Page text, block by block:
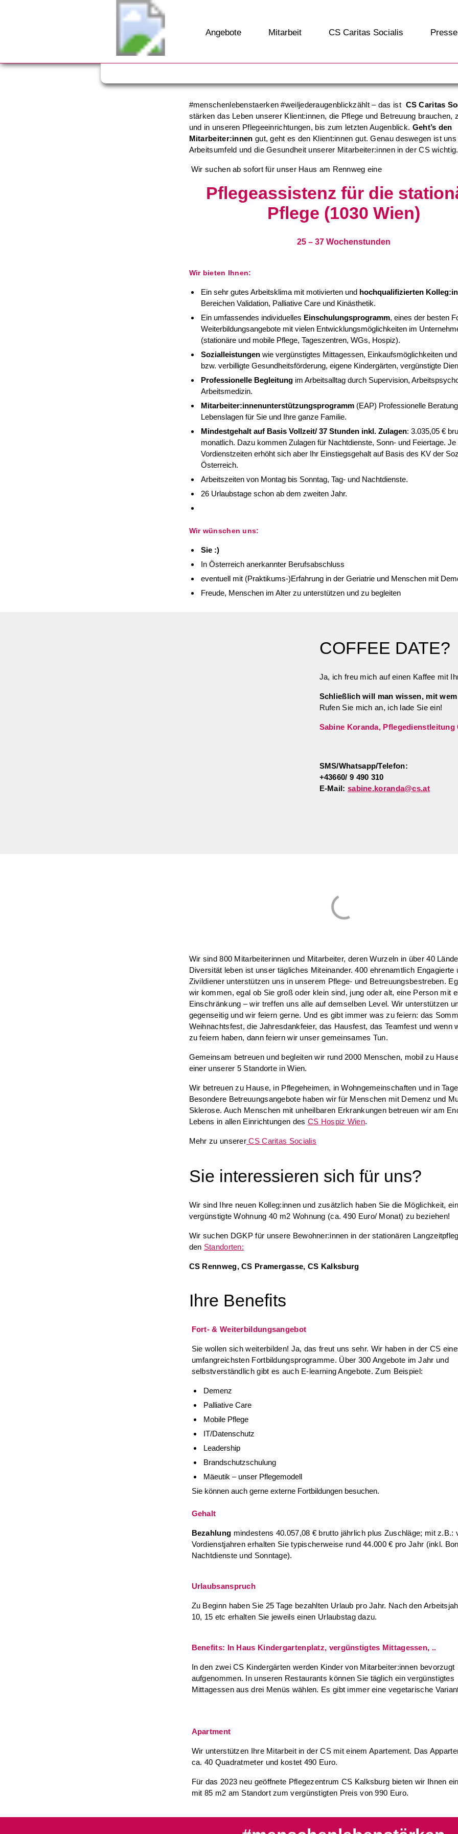
Angebote Mitarbeit CS Caritas Socialis Presse
#menschenlebenstaerken #weiljederaugenblickzählt – das ist CS Caritas
stärken das Leben unserer Klient:innen, die Pflege und Betreuung brauchen,
und in unseren Pflegeeinrichtungen, bis zum letzten Augenblick. Geht’s den
Mitarbeiter:innen gut, geht es den Klient:innen gut. Genau deswegen ist uns
Arbeitsumfeld und die Gesundheit unserer Mitarbeiter:innen in der CS wichtig.
Wir suchen ab sofort für unser Haus am Rennweg eine
Pflegeassistenz für die
Pflege (1030 Wien)
25 – 37 Wochenstunden
Wir bieten Ihnen:
Ein sehr gutes Arbeitsklima mit motivierten undhochqualifizierten
Bereichen Validation, Palliative Care und Kinästhetik.
Ein umfassendes individuelles Einschulungsprogramm, eines der besten
Weiterbildungsangebote mit vielen Entwicklungsmöglichkeiten im
(stationäre und mobile Pflege, Tageszentren, WGs, Hospiz).
Sozialleistungenwie vergünstigtes Mittagessen, Einkaufsmöglichkeiten
bzw. verbilligte Gesundheitsförderung, eigene Kindergärten, vergünstigte
Professionelle Begleitung im Arbeitsalltag durch Supervision,
Arbeitsmedizin.
Mitarbeiter:innenunterstützungsprogramm(EAP) Professionelle
Lebenslagen für Sie und Ihre ganze Familie.
Mindestgehalt auf Basis Vollzeit/ 37 Stunden inkl. Zulagen: 3.035,05 €
monatlich. Dazu kommen Zulagen für Nachtdienste, Sonn- und Feiertage. Je
Vordienstzeiten erhöht sich aber Ihr Einstiegsgehalt auf Basis des KV der
Österreich.
Arbeitszeiten von Montag bis Sonntag, Tag- und Nachtdienste.
26 Urlaubstage schon ab dem zweiten Jahr.
Wir wünschen uns:
Sie :)
In Österreich anerkannter Berufsabschluss
eventuell mit (Praktikums-)Erfahrung in der Geriatrie und Menschen mit
Freude, Menschen im Alter zu unterstützen und zu begleiten
COFFEE DATE?
Ja, ich freu mich auf einen Kaffee mit
Schließlich will man wissen, mit
Rufen Sie mich an, ich lade Sie ein!
Sabine Koranda,
SMS/Whatsapp/Telefon:
+43660/ 9 490 310
E-Mail: sabine.koranda@cs.at
Wir sind800 Mitarbeiterinnen und Mitarbeiter, deren Wurzeln in über 40
Diversität leben ist unser tägliches Miteinander. 400 ehrenamtlich Engagierte
Zivildiener unterstützen uns in unserem Pflege- und Betreuungsbestreben.
wir kommen, egal ob Sie groß oder klein sind, jung oder alt, eine Person mit
Einschränkung – wir treffen uns alle auf demselben Level. Wir unterstützen
gegenseitig und wir feiern gerne. Und es gibt immer was zu feiern: das
Weihnachtsfest, die Jahresdankfeier, das Hausfest, das Teamfest und wenn
zu feiern haben, dann feiern wir unser gemeinsames Tun.
Gemeinsam betreuen und begleiten wir rund 2000 Menschen, mobil zu
einer unserer 5 Standorte in Wien.
Wir betreuen zu Hause, in Pflegeheimen, in Wohngemeinschaften und in
Besondere Betreuungsangebote haben wir für Menschen mit Demenz und
Sklerose. Auch Menschen mit unheilbaren Erkrankungen betreuen wir am
Lebens in allen Einrichtungen des CS Hospiz Wien.
Mehr zu unserer CS Caritas Socialis
Sie interessieren sich für uns?
Wir sind Ihre neuen Kolleg:innen und zusätzlich haben Sie die Möglichkeit,
vergünstigte Wohnung 40 m2 Wohnung (ca. 490 Euro/ Monat) zu beziehen!
Wir suchen DGKP für unsere Bewohner:innen in der stationären
den Standorten:
CS Rennweg, CS Pramergasse, CS Kalksburg
Ihre Benefits
Fort- & Weiterbildungsangebot
Sie wollen sich weiterbilden! Ja, das freut uns sehr. Wir haben in der CS
umfangreichsten Fortbildungsprogramme. Über 300 Angebote im Jahr und
selbstverständlich gibt es auch E-learning Angebote. Zum Beispiel:
Demenz
Palliative Care
Mobile Pflege
IT/Datenschutz
Leadership
Brandschutzschulung
Mäeutik – unser Pflegemodell
Sie können auch gerne externe Fortbildungen besuchen.
Gehalt
Bezahlung mindestens 40.057,08 € brutto jährlich plus Zuschläge; mit z.B.:
Vordienstjahren erhalten Sie typischerweise rund 44.000 € pro Jahr (inkl.
Nachtdienste und Sonntage).
Urlaubsanspruch
Zu Beginn haben Sie 25 Tage bezahlten Urlaub pro Jahr. Nach den
10, 15 etc erhalten Sie jeweils einen Urlaubstag dazu.
Benefits: In Haus Kindergartenplatz, vergünstigtes Mittagessen, ..
In den zwei CS Kindergärten werden Kinder von Mitarbeiter:innen bevorzugt
aufgenommen. In unseren Restaurants können Sie täglich ein vergünstigtes
Mittagessen aus drei Menüs wählen. Es gibt immer eine vegetarische
Apartment
Wir unterstützen Ihre Mitarbeit in der CS mit einem Apartement. Das
ca. 40 Quadratmeter und kostet 490 Euro.
Für das 2023 neu geöffnete Pflegezentrum CS Kalksburg bieten wir Ihnen
mit 85 m2 am Standort zum vergünstigten Preis von 990 Euro.